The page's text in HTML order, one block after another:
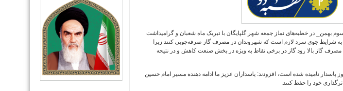
بهمن_ در خطبه‌های نماز جمعه شهر گلپایگان با تبریک ماه شعبان و گرامیداشت
به شرایط جوی سرد لازم است که شهروندان در مصرف گاز صرفه‌جویی کنند زیرا
مصرف گاز بالا رود گاز در برخی نقاط به ویژه در بخش صنعت کاهش و در نتیجه
پاسدار نامیده شده است، افزودند: پاسداران عزیز ما ادامه دهنده مسیر امام حسین
خود را حفظ کنند.